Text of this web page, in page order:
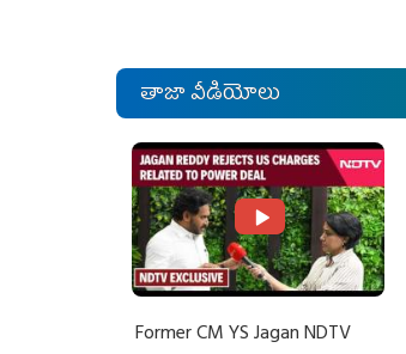
తాజా వీడియోలు
Former CM YS Jagan NDTV